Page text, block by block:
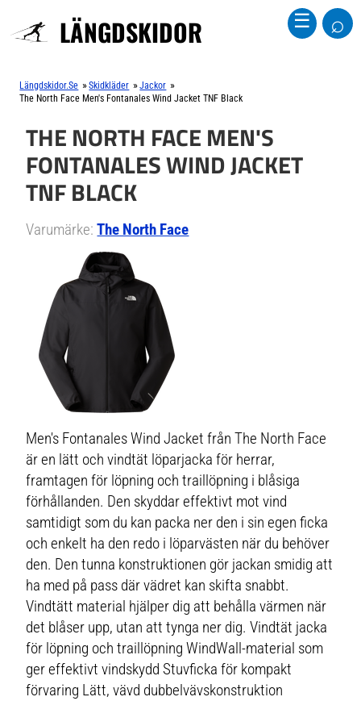
LÄNGDSKIDOR ☰ ⌕
Längdskidor.se »Skidkläder »Jackor »
The North Face Men's Fontanales Wind Jacket TNF Black
THE NORTH FACE MEN'S
FONTANALES WIND JACKET
TNF BLACK
Varumärke:The North Face
Men's Fontanales Wind Jacket från The North Face
är en lätt och vindtät löparjacka för herrar,
framtagen för löpning och traillöpning i blåsiga
förhållanden. Den skyddar effektivt mot vind
samtidigt som du kan packa ner den i sin egen ficka
och enkelt ha den redo i löparvästen när du behöver
den. Den tunna konstruktionen gör jackan smidig att
ha med på pass där vädret kan skifta snabbt.
Vindtätt material hjälper dig att behålla värmen när
det blåser upp, utan att tynga ner dig. Vindtät jacka
för löpning och traillöpning WindWall-material som
ger effektivt vindskydd Stuvficka för kompakt
förvaring Lätt, vävd dubbelvävskonstruktion